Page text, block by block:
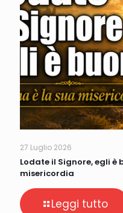
27 Luglio 2026
Lodate il Signore, egli è
misericordia
Leggi tutto